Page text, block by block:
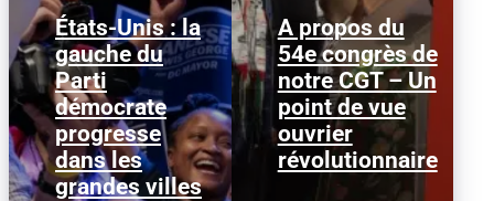
États-Unis : la
gauche du
Parti
démocrate
progresse
dans les
grandes villes
Janeese Lewis George a
remporté la primaire
démocrate pour la
mairie de Washington
D.C., ce qui...
A propos du
54e congrès de
notre CGT – Un
point de vue
ouvrier
révolutionnaire
Nous publions ci-
dessous ce texte afin
d’alimenter le débat au
sein de la CGT, dans la
perspective...